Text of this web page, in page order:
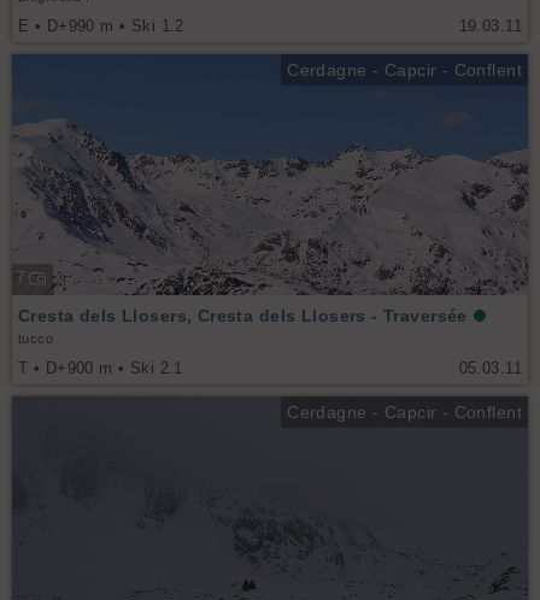
19.03.11
E • D+990 m • Ski 1.2
Cerdagne - Capcir - Conflent
7
05.03.11
Cresta dels Llosers, Cresta dels Llosers - Traversée
tucco
T • D+900 m • Ski 2.1
Cerdagne - Capcir - Conflent